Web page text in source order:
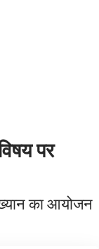
पर
का आयोजन